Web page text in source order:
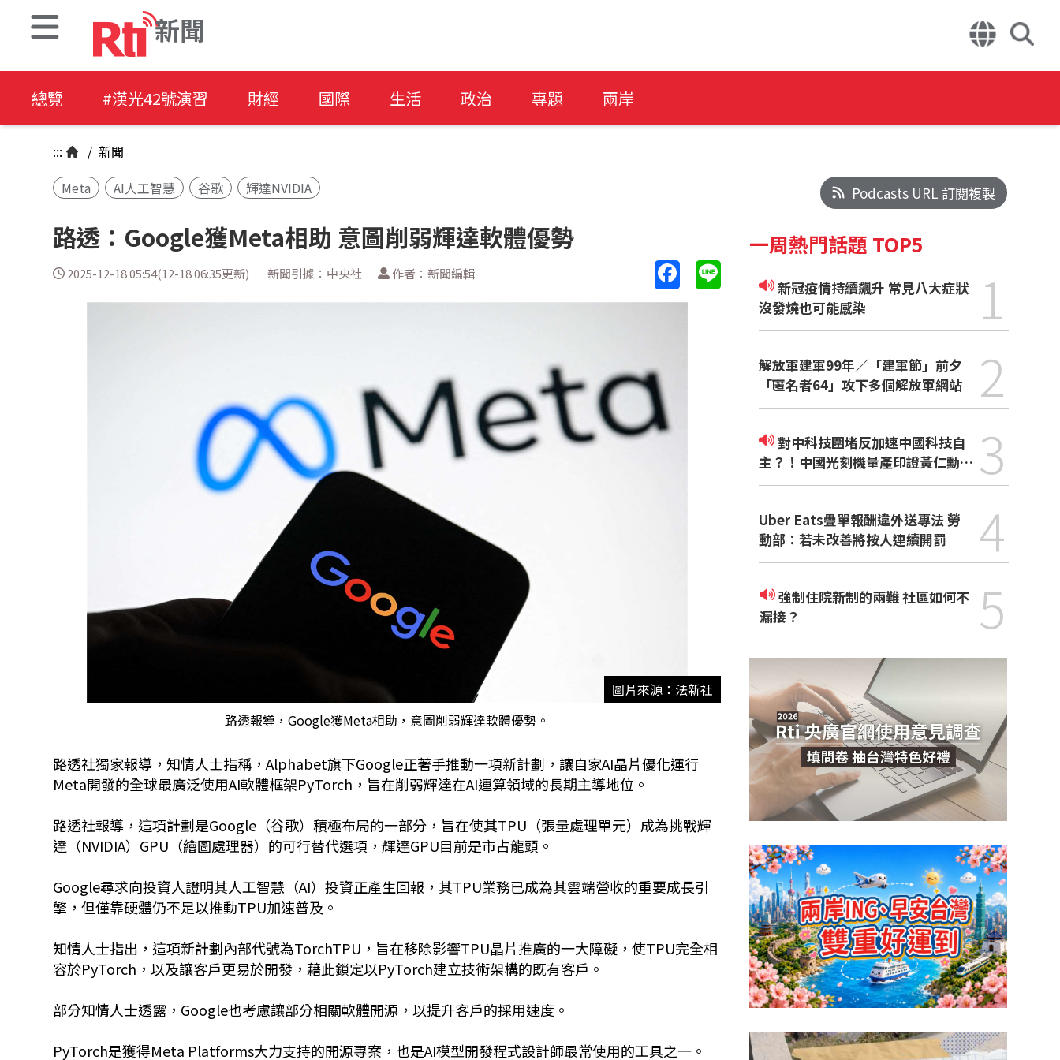
新聞
總覽 #漢光42號演習 財經 國際 生活 政治 專題 兩岸
::: / 新聞
Meta
AI人工智慧 谷歌 輝達NVIDIA
路透：Google獲Meta相助 意圖削弱輝達軟體優勢
2025-12-18 05:54(12-18 06:35更新) 新聞引據：中央社 作者：新聞編輯
圖片來源：法新社
路透報導，Google獲Meta相助，意圖削弱輝達軟體優勢。
路透社獨家報導，知情人士指稱，Alphabet旗下Google正著手推動一項新計劃，讓自家AI晶片優化運行
Meta開發的全球最廣泛使用AI軟體框架PyTorch，旨在削弱輝達在AI運算領域的長期主導地位。
路透社報導，這項計劃是Google（谷歌）積極布局的一部分，旨在使其TPU（張量處理單元）成為挑戰輝
達（NVIDIA）GPU（繪圖處理器）的可行替代選項，輝達GPU目前是市占龍頭。
Google尋求向投資人證明其人工智慧（AI）投資正產生回報，其TPU業務已成為其雲端營收的重要成長引
擎，但僅靠硬體仍不足以推動TPU加速普及。
知情人士指出，這項新計劃內部代號為TorchTPU，旨在移除影響TPU晶片推廣的一大障礙，使TPU完全相
容於PyTorch，以及讓客戶更易於開發，藉此鎖定以PyTorch建立技術架構的既有客戶。
部分知情人士透露，Google也考慮讓部分相關軟體開源，以提升客戶的採用速度。
PyTorch是獲得Meta Platforms大力支持的開源專案，也是AI模型開發程式設計師最常使用的工具之一。
Podcasts URL 訂閱複製
一周熱門話題 TOP5
新冠疫情持續飆升 常見八大症狀
沒發燒也可能感染
1
解放軍建軍99年／「建軍節」前夕
「匿名者64」攻下多個解放軍網站
2
對中科技圍堵反加速中國科技自
主？！中國光刻機量產印證黃仁勳觀
點
3
Uber Eats疊單報酬違外送專法 勞
動部：若未改善將按人連續開罰
4
強制住院新制的兩難 社區如何不
漏接？
5